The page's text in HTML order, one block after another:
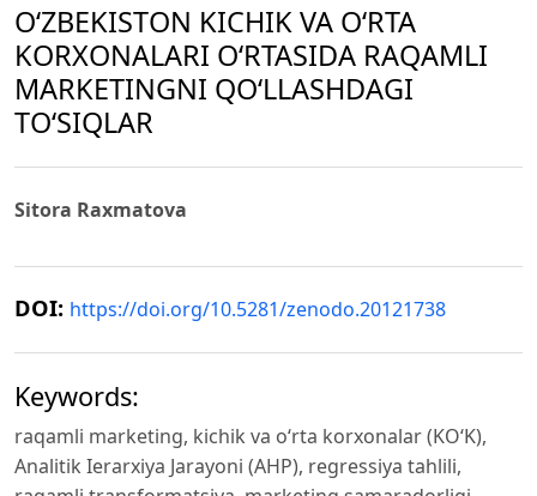
OʻZBEKISTON KICHIK VA OʻRTA
KORXONALARI OʻRTASIDA RAQAMLI
MARKETINGNI QOʻLLASHDAGI
TOʻSIQLAR
Sitora Raxmatova
DOI: https://doi.org/10.5281/zenodo.20121738
Keywords:
raqamli marketing, kichik va o‘rta korxonalar (KO‘K),
Analitik Ierarxiya Jarayoni (AHP), regressiya tahlili,